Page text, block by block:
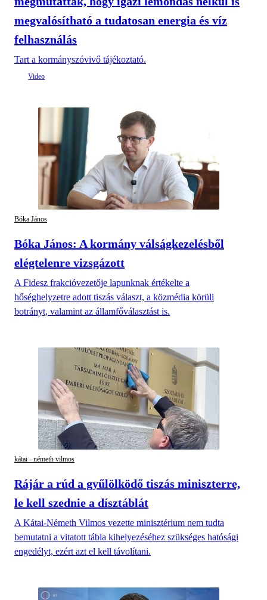
megvalósítható a tudatosan energia és víz
felhasználás
Tart a kormányszóvivő tájékoztató.
Bóka János
Bóka János: A kormány válságkezelésből
elégtelenre vizsgázott
A Fidesz frakcióvezetője lapunknak értékelte a
hőséghelyzetre adott tiszás választ, a közmédia körüli
botrányt, valamint az államfőválasztást is.
kátai - németh vilmos
Rájár a rúd a gyűlölködő tiszás miniszterre,
le kell szednie a dísztáblát
A Kátai-Németh Vilmos vezette minisztérium nem tudta
bemutatni a vitatott tábla kihelyezéséhez szükséges hatósági
engedélyt, ezért azt el kell távolítani.